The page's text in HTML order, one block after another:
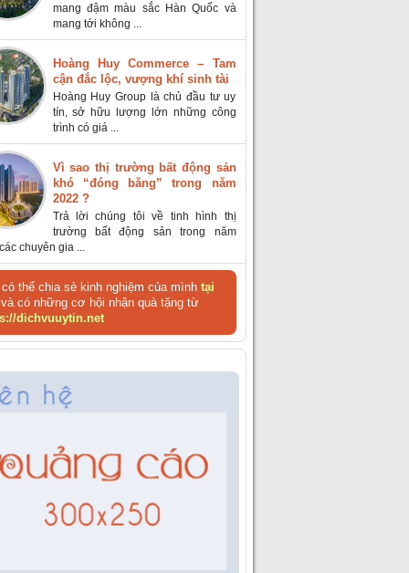
mang đậm màu sắc Hàn Quốc và
mang tới không ...
Hoàng Huy Commerce – Tam
cận đắc lộc, vượng khí sinh tài
Hoàng Huy Group là chủ đầu tư uy
tín, sở hữu lượng lớn những công
trình có giá ...
Vì sao thị trường bất động sản
khó “đóng băng” trong năm
2022 ?
Trả lời chúng tôi về tinh hình thị
trường bất động sản trong năm
chuyên gia ...
thể chia sẻ kinh nghiệm của mình tại
có những cơ hội nhận quà tặng từ
dichvuuytin.net